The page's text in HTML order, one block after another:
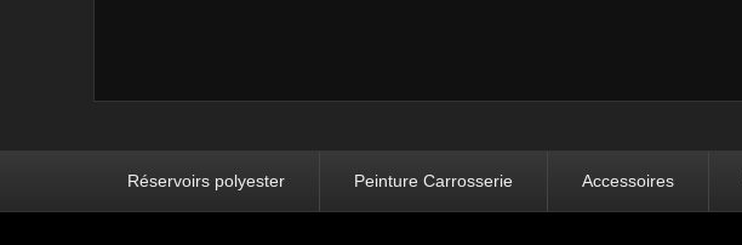
Réservoirs polyester Peinture Carrosserie Accessoires